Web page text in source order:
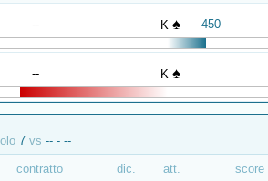
-- K ♠ 450
-- K ♠
7 vs -- - --
contratto dic. att. score